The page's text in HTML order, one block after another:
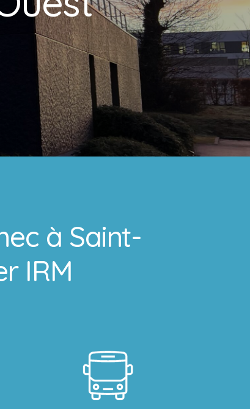
à Saint-
IRM